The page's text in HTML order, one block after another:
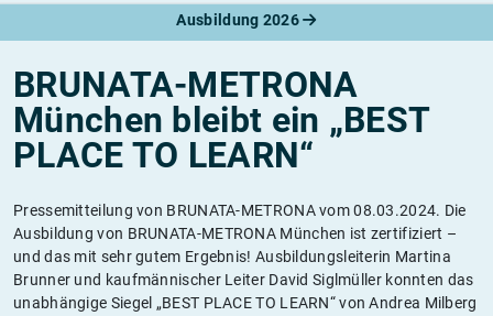
Ausbildung 2026
BRUNATA-METRONA
München bleibt ein „BEST
PLACE TO LEARN“
Pressemitteilung von BRUNATA-METRONA vom 08.03.2024. Die
Ausbildung von BRUNATA-METRONA München ist zertifiziert –
und das mit sehr gutem Ergebnis! Ausbildungsleiterin Martina
Brunner und kaufmännischer Leiter David Siglmüller konnten das
unabhängige Siegel „BEST PLACE TO LEARN“ von Andrea Milberg